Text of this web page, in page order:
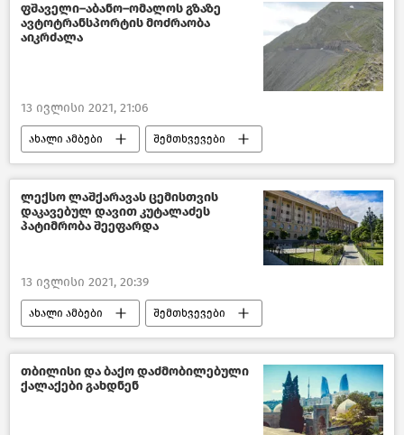
ფშაველი–აბანო–ომალოს გზაზე
ავტოტრანსპორტის მოძრაობა
აიკრძალა
13 ივლისი 2021, 21:06
ახალი ამბები შემთხვევები
საქართველო
ლექსო ლაშქარავას ცემისთვის
დაკავებულ დავით კუტალაძეს
პატიმრობა შეეფარდა
13 ივლისი 2021, 20:39
ახალი ამბები შემთხვევები
საქართველო
თბილისი და ბაქო დაძმობილებული
ქალაქები გახდნენ